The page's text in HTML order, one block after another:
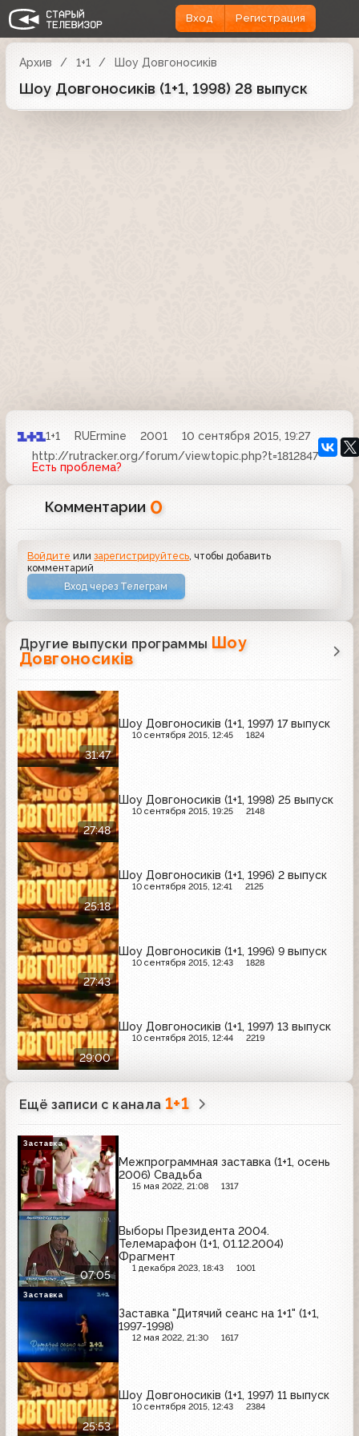
Вход Регистрация
Архив 1+1 Шоу Довгоносиків
Шоу Довгоносиків (1+1, 1998) 28 выпуск
1+1 RUErmine 2001
10 сентября 2015, 19:27
http://rutracker.org/forum/viewtopic.php?t=1812847
Есть проблема?
Комментарии 0
Войдите илизарегистрируйтесь , чтобы добавить
комментарий
Вход через Телеграм
Другие выпуски программы Шоу
Довгоносиків
31:47
Шоу Довгоносиків (1+1, 1997) 17 выпуск
10 сентября 2015, 12:45 1824
27:48
Шоу Довгоносиків (1+1, 1998) 25 выпуск
10 сентября 2015, 19:25 2148
25:18
Шоу Довгоносиків (1+1, 1996) 2 выпуск
10 сентября 2015, 12:41 2125
27:43
Шоу Довгоносиків (1+1, 1996) 9 выпуск
10 сентября 2015, 12:43 1828
29:00
Шоу Довгоносиків (1+1, 1997) 13 выпуск
10 сентября 2015, 12:44 2219
Ещё записи с канала 1+1
Межпрограммная заставка (1+1, осень
2006) Свадьба
15 мая 2022, 21:08 1317
Заставка
07:05
Выборы Президента 2004.
Телемарафон (1+1, 01.12.2004)
Фрагмент
1 декабря 2023, 18:43 1001
Заставка "Дитячий сеанс на 1+1" (1+1,
1997-1998)
12 мая 2022, 21:30 1617
Заставка
25:53
Шоу Довгоносиків (1+1, 1997) 11 выпуск
10 сентября 2015, 12:43 2384